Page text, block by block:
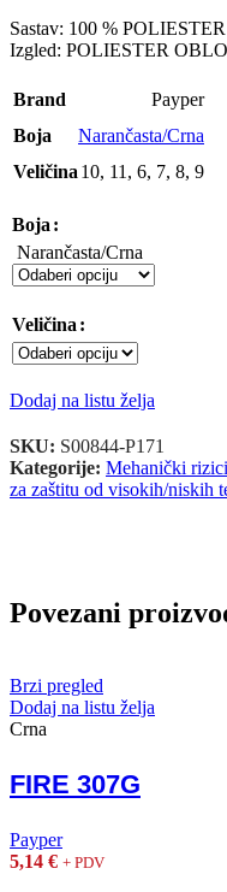
Sastav: 100 % POLIESTER
Izgled: POLIESTER
Brand
Payper
Boja
Narančasta/Crna
Veličina 10, 11 , 6, 7, 8, 9
Boja
Narančasta/Crna
Veličina
Dodaj na listu želja
SKU: S00844-P171
Kategorije: Mehanički rizici
za zaštitu od visokih/niskih
Povezani
Brzi pregled
Dodaj na listu želja
Crna
FIRE 307G
Payper
5,14 € + PDV